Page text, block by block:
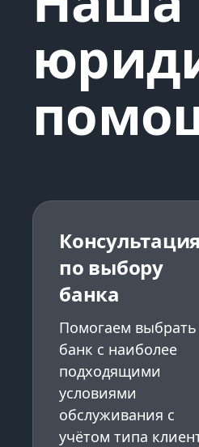
Консультация
по выбору
банка
Помогаем выбрать
банк с наиболее
подходящими
условиями
обслуживания с
учётом типа